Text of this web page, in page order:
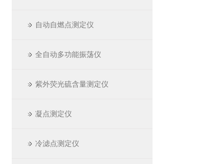
自动自燃点测定仪
全自动多功能振荡仪
紫外荧光硫含量测定仪
凝点测定仪
冷滤点测定仪